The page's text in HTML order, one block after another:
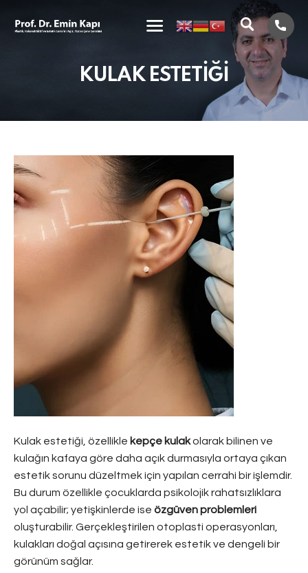
KULAK ESTETİĞİ
Kulak estetiği, özellikle kepçe kulakolarak bilinen ve
kulağın kafaya göre daha açık durmasıyla ortaya çıkan
estetik sorunu düzeltmek için yapılan cerrahi bir işlemdir.
Bu durum özellikle çocuklarda psikolojik rahatsızlıklara
yol açabilir; yetişkinlerde ise özgüven problemleri
oluşturabilir. Gerçekleştirilen otoplasti operasyonları,
kulakları doğal açısına getirerek estetik ve dengeli bir
görünüm sağlar.